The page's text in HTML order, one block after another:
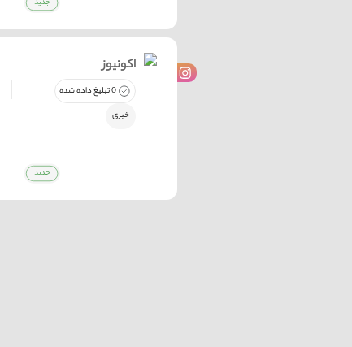
اکونیوز
0 تبلیغ داده شده
خبری